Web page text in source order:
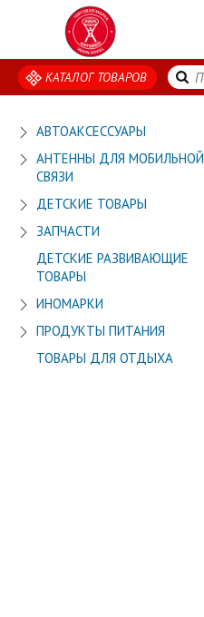
КАТАЛОГ ТОВАРОВ
АВТОАКСЕССУАРЫ
АНТЕННЫ ДЛЯ МОБИЛЬНОЙ
СВЯЗИ
ДЕТСКИЕ ТОВАРЫ
ЗАПЧАСТИ
ДЕТСКИЕ РАЗВИВАЮЩИЕ
ТОВАРЫ
ИНОМАРКИ
ПРОДУКТЫ ПИТАНИЯ
ТОВАРЫ ДЛЯ ОТДЫХА